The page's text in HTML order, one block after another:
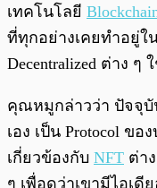
เทคโนโลยี
ที่ทุกอย่างเคยทำอยู่ใ
Decentralized ต่าง
คุณหมูกล่าวว่า ปัจจุบั
เอง เป็น Protocol ข
เกี่ยวข้องกับ NFT ต่า
ๆ เพื่อดูว่าเขามีไอเดี